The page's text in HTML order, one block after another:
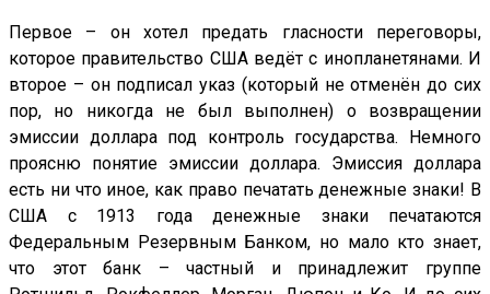
Первое – он хотел предать гласности переговоры,
которое правительство США ведёт с инопланетянами. И
второе – он подписал указ (который не отменён до сих
пор, но никогда не был выполнен) о возвращении
эмиссии доллара под контроль государства. Немного
проясню понятие эмиссии доллара. Эмиссия доллара
есть ни что иное, как право печатать денежные знаки! В
США с 1913 года денежные знаки печатаются
Федеральным Резервным Банком, но мало кто знает,
что этот банк – частный и принадлежит группе